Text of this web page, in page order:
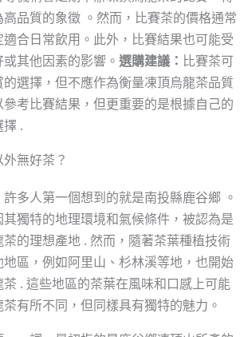
品質的象徵 。然而，比賽茶的價格通常
合日常飲用。此外，比賽結果也可能受
其他因素的影響。 選購建議： 比賽茶可
選擇，但不應作為衡量凍頂烏龍茶品質
考比賽結果，但更重要的是根據自己的
.
無好茶？
多人第一個想到的就是南投縣鹿谷鄉 。
獨特的地理環境和氣候條件，被認為是
的理想產地 . 然而，隨著茶葉種植技術
區，例如阿里山、杉林溪等地，也開始
. 這些地區的茶葉在風味和口感上可能
有所不同，但同樣具有獨特的魅力。